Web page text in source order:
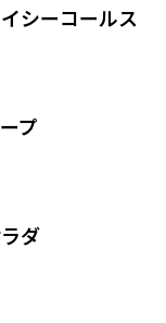
シーコールス
プ
ダ